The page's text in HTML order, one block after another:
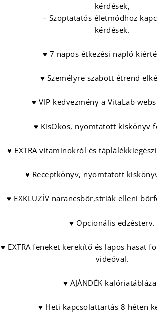
kérdések,
– Szoptatatós életmódhoz
kérdések.
♥ 7 napos étkezési napló
♥ Személyre szabott étrend
♥ VIP kedvezmény a VitaLab
♥ KisOkos, nyomtatott kiskönyv
♥ EXTRA vitaminokról és
♥ Receptkönyv, nyomtatott
♥ EXKLUZÍV narancsbőr,striák elleni
♥ Opcionális edzésterv.
♥ EXTRA feneket kerekítő és lapos hasat
videóval.
♥ AJÁNDÉK
♥ Heti kapcsolattartás 8 héten